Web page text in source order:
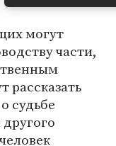
могут
части,
рассказать
судьбе